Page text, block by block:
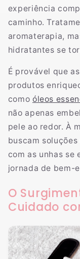
experiência
caminho.
aromaterapia,
hidratantes se
É provável que
produtos
como óleos
não apenas
pele ao redor. À
buscam
com as unhas se
jornada de bem-
O
Cuidado